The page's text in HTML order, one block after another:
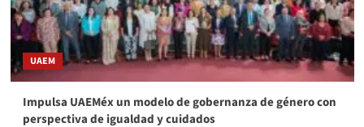
UAEM
Impulsa UAEMéx un modelo de gobernanza de género con
perspectiva de igualdad y cuidados